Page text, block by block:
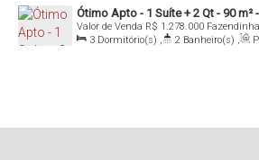
83.00 m²
Ótimo Apto - 1 Suíte + 2 Qt - 90
- Fazenda - Itajaí/SC
R$ 1.278.000
Valor de Venda
Brasil
3 Dormitório(s) , 2 Banheiro(s) ,